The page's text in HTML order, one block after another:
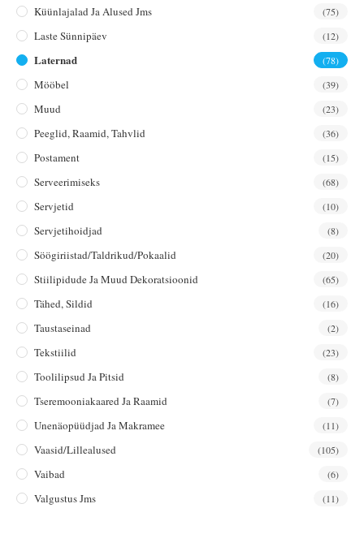
Küünlajalad Ja Alused Jms (75)
Laste Sünnipäev (12)
Laternad (78)
Mööbel (39)
Muud (23)
Peeglid, Raamid, Tahvlid (36)
Postament (15)
Serveerimiseks (68)
Servjetid (10)
Servjetihoidjad (8)
Söögiriistad/taldrikud/pokaalid (20)
Stiilipidude Ja Muud Dekoratsioonid (65)
Tähed, Sildid (16)
Taustaseinad (2)
Tekstiilid (23)
Toolilipsud Ja Pitsid (8)
Tseremooniakaared Ja Raamid (7)
Unenäopüüdjad Ja Makramee (11)
Vaasid/lillealused (105)
Vaibad (6)
Valgustus Jms (11)